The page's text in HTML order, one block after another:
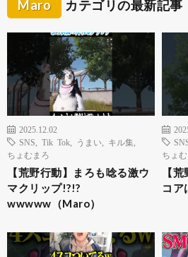
Maro カテゴリの最新記事
2025.12.02
SNS
Tik Tok うまい キル集
ちょむまろ
【荒野行動】まろも唸る激ウ
マクリップ!?!?
wwwww（Maro）
ちょ
【
コア